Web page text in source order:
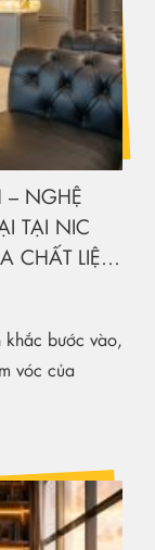
– NGHỆ
TẠI NIC
CHẤT LIỆU
khắc bước vào,
vóc của